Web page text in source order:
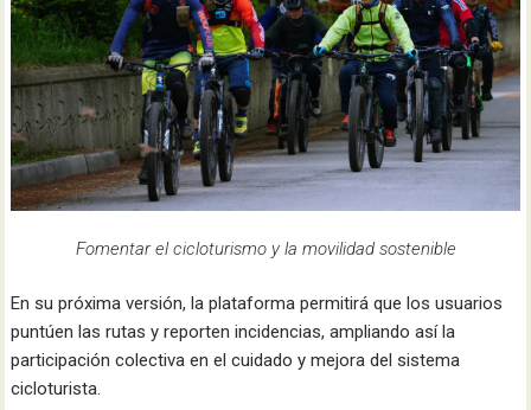
Fomentar el cicloturismo y la movilidad sostenible
En su próxima versión, la plataforma permitirá que los usuarios
puntúen las rutas y reporten incidencias, ampliando así la
participación colectiva en el cuidado y mejora del sistema
cicloturista.